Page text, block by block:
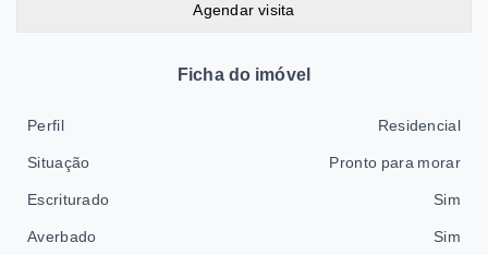
Agendar visita
Ficha do imóvel
Perfil Residencial
Situação Pronto para morar
Escriturado Sim
Averbado Sim